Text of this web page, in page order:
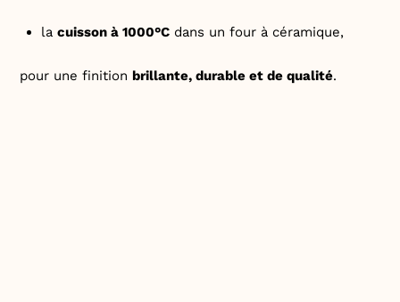
lacuisson à 1000°C dans un four à céramique,
pour une finitionbrillante, durable et de qualité.